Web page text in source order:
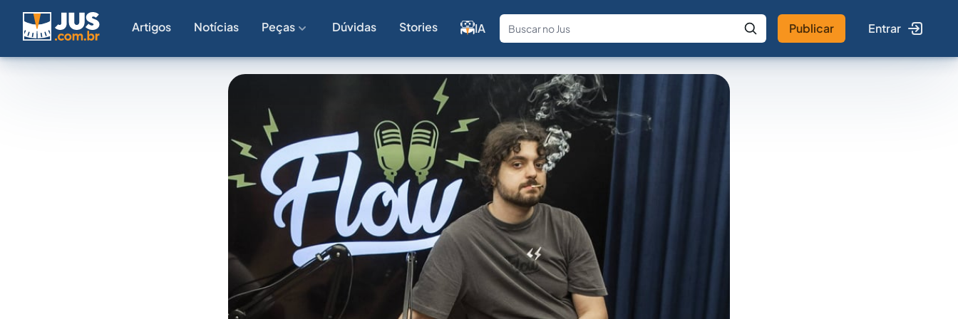
Artigos Notícias Peças Dúvidas Stories IA
Fale com a IA Buscar no Jus
Publicar Entrar